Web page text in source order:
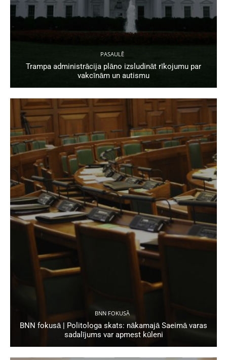
PASAULĒ
Trampa administrācija plāno izsludināt rīkojumu par
vakcīnām un autismu
BNN FOKUSĀ
BNN fokusā | Politologa skats: nākamajā Saeimā varas
sadalījums var apmest kūleni